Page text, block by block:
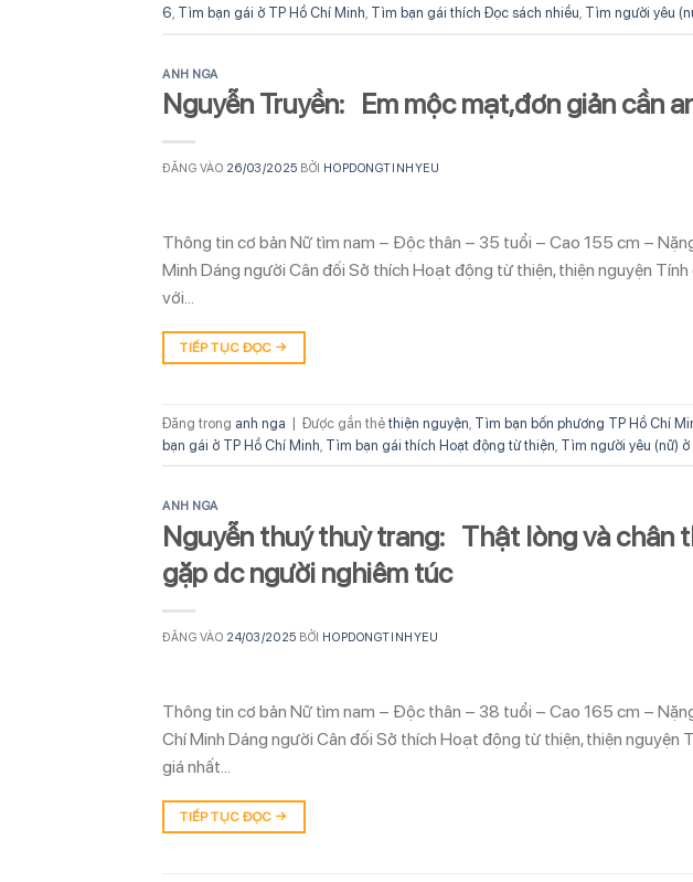
6 Tìm bạn gái ở TP Hồ Chí Minh Tìm bạn gái thích Đọc sách nhiều Tìm người yêu
ANH NGA
Nguyễn Truyền: Em mộc mạt,đơn giản cần
ĐĂNG VÀO 26/03/2025 BỞI HOPDONGTINHYEU
Thông tin cơ bản Nữ tìm nam – Độc thân – 35 tuổi – Cao 155 cm –
Minh Dáng người Cân đối Sở thích Hoạt động từ thiện, thiện nguyện
với…
TIẾP TỤC ĐỌC →
Đăng trong anh nga | Được gắn thẻ thiện nguyện Tìm bạn bốn phương TP Hồ Chí
bạn gái ở TP Hồ Chí Minh Tìm bạn gái thích Hoạt động từ thiện Tìm người yêu (nữ) ở
ANH NGA
Nguyễn thuý thuỳ trang: Thật lòng và chân
gặp dc người nghiêm túc
ĐĂNG VÀO 24/03/2025 BỞI HOPDONGTINHYEU
Thông tin cơ bản Nữ tìm nam – Độc thân – 38 tuổi – Cao 165 cm –
Chí Minh Dáng người Cân đối Sở thích Hoạt động từ thiện, thiện nguyện
giá nhất…
TIẾP TỤC ĐỌC →